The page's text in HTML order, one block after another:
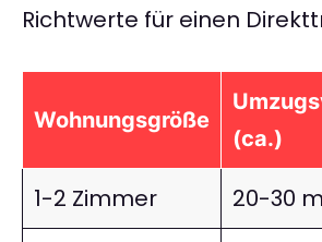
Richtwerte für einen
Wohnungsgröße
(ca.)
1-2 Zimmer 20-30